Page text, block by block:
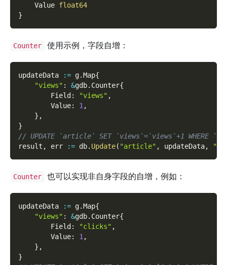
    Value
float64
}
Counter 使用示例，字段自增：
updateData := g.Map{
"views" : &gdb. Counter{
        Field
: "views" ,
        Value
: 1 ,
} ,
}
// UPDATE `article` SET `views`=`views`+1 WHERE
result , err := db. Update( "article" , updateData,
Counter 也可以实现非自身字段的自增，例如：
updateData := g.Map{
"views" : &gdb. Counter{
        Field
: "clicks" ,
        Value
: 1 ,
} ,
}